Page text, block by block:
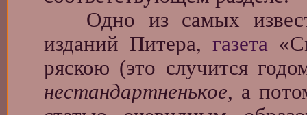
Одно из самых
изданий Питера, газета
ряскою (это случится
нестандартненькое, а